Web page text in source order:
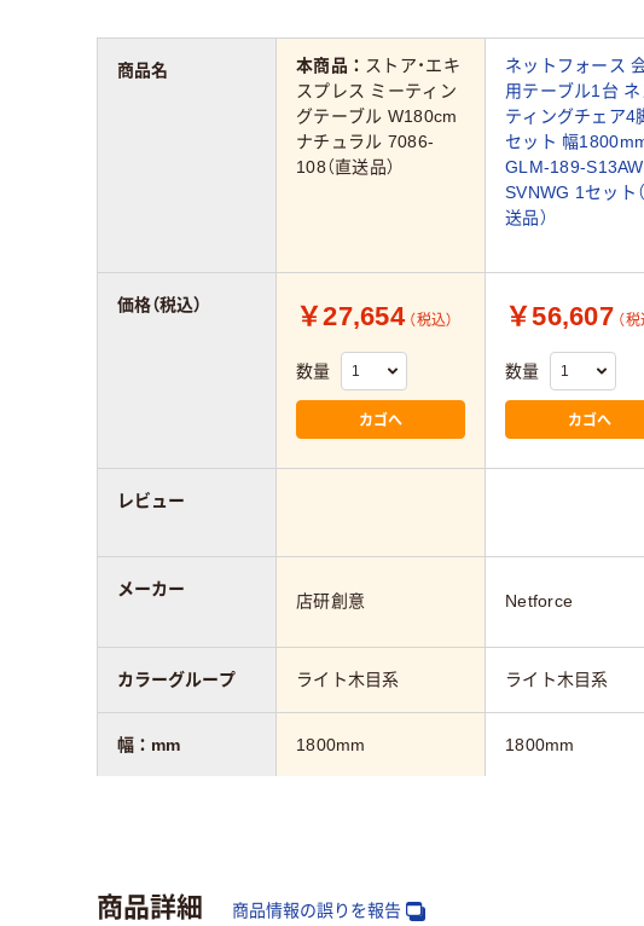
本商品： ストア・エキ
スプレス ミーティン
グテーブル W180cm
ナチュラル 7086-
108（直送品）
ネットフォース
用テーブル1台 ネ
ティングチェア4
セット 幅
GLM-189-
SVNWG 1セット
送品）
￥27,654 （税込）
数量
カゴへ
￥56,607 （税
数量
カゴへ
店研創意 Netforce
ライト木目系 ライト木目系
1800mm 1800mm
商品名
価格（税込）
レビュー
メーカー
カラーグループ
幅：mm
商品詳細 商品情報の誤りを報告